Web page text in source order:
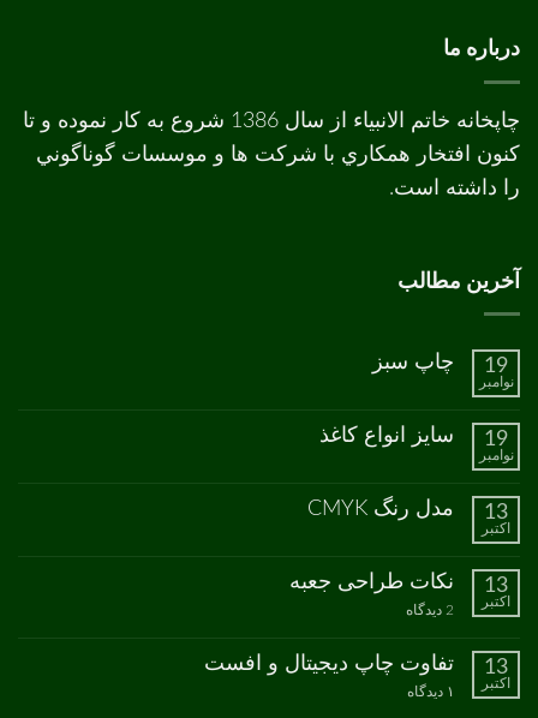
درباره ما
چاپخانه خاتم الانبیاء از سال 1386 شروع به کار نموده و تا
کنون افتخار همکاري با شرکت ها و موسسات گوناگوني
را داشته است.
آخرین مطالب
19
نوامبر
چاپ سبز
چاپ
ثبت
نشده
19
نوامبر
سایز انواع کاغذ
سایز
نشده
13
اکتبر
مدل رنگ CMYK
مدل
CMYK
ثبت
نشده
13
اکتبر
نکات طراحی جعبه
2 دیدگاه
برای
جعبه
13
اکتبر
تفاوت چاپ دیجیتال و افست
۱ دیدگاه
برای